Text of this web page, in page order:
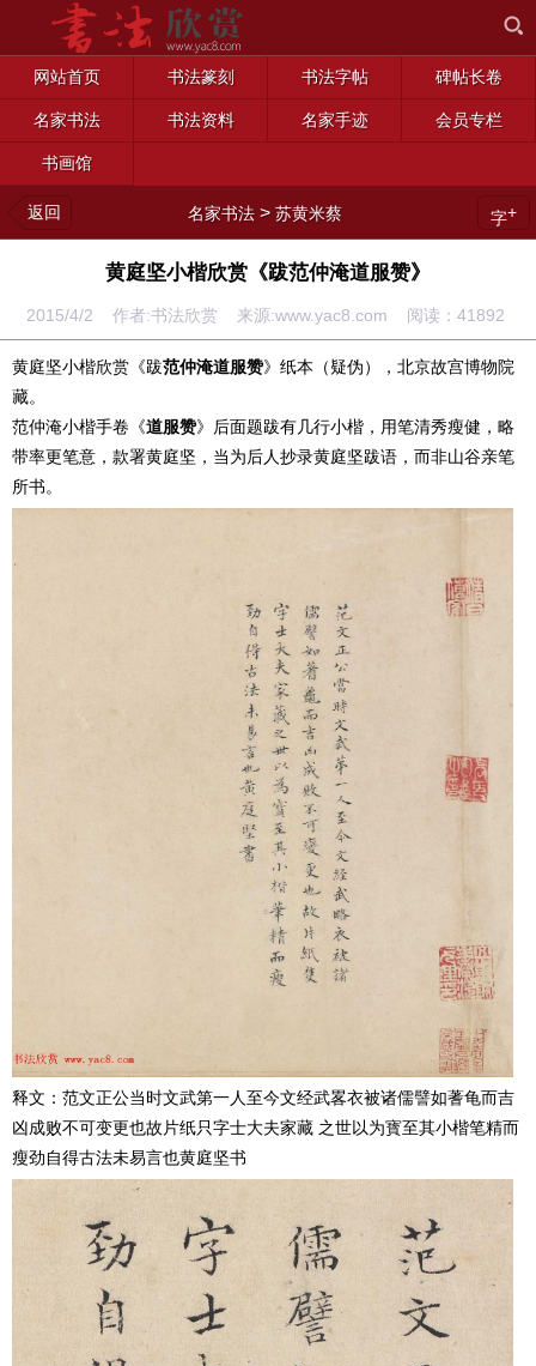
网站首页 书法篆刻 书法字帖 碑帖长卷
名家书法 书法资料 名家手迹 会员专栏
书画馆
返回 名家书法 >苏黄米蔡 字+
黄庭坚小楷欣赏《跋范仲淹道服赞》
2015/4/2 作者:书法欣赏 来源:www.yac8.com 阅读： 41892
黄庭坚小楷欣赏《跋范仲淹道服赞》纸本（疑伪），北京故宫博物院
藏。
范仲淹小楷手卷《道服赞》后面题跋有几行小楷，用笔清秀瘦健，略
带率更笔意，款署黄庭坚，当为后人抄录黄庭坚跋语，而非山谷亲笔
所书。
释文：范文正公当时文武第一人至今文经武畧衣被诸儒譬如蓍龟而吉
凶成败不可变更也故片纸只字士大夫家藏 之世以为寳至其小楷笔精而
瘦劲自得古法未易言也黄庭坚书